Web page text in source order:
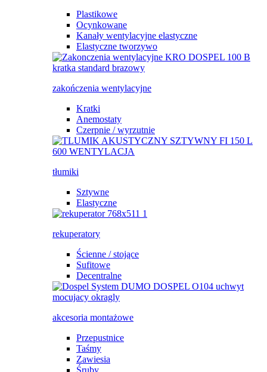
Plastikowe
Ocynkowane
Kanały wentylacyjne elastyczne
Elastyczne tworzywo
zakończenia wentylacyjne
Kratki
Anemostaty
Czerpnie / wyrzutnie
tłumiki
Sztywne
Elastyczne
rekuperatory
Ścienne / stojące
Sufitowe
Decentralne
akcesoria montażowe
Przepustnice
Taśmy
Zawiesia
Śruby